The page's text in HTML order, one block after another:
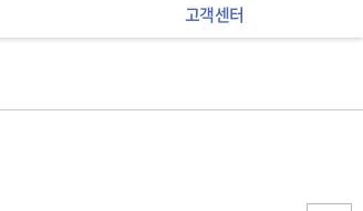
고객센터